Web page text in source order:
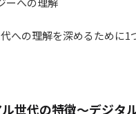
への理解を深めるために1
世代の特徴～デジタ